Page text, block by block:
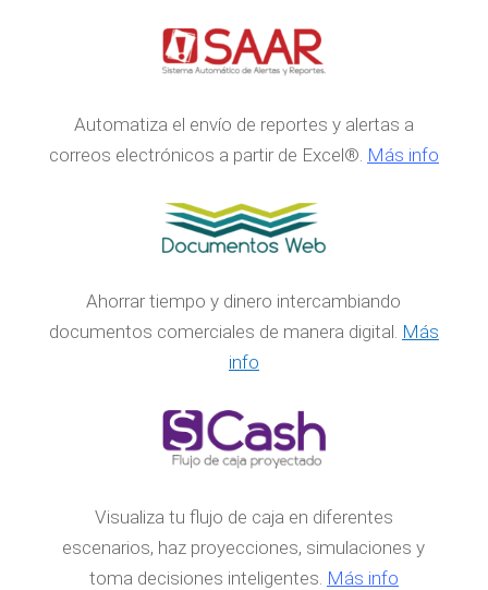
Automatiza el envío de reportes y alertas a
correos electrónicos a partir de Excel®. Más info
Ahorrar tiempo y dinero intercambiando
documentos comerciales de manera digital. Más
info
Visualiza tu flujo de caja en diferentes
escenarios, haz proyecciones, simulaciones y
toma decisiones inteligentes. Más info